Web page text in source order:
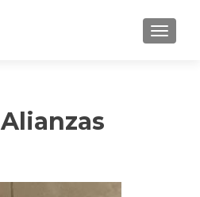
Alianzas